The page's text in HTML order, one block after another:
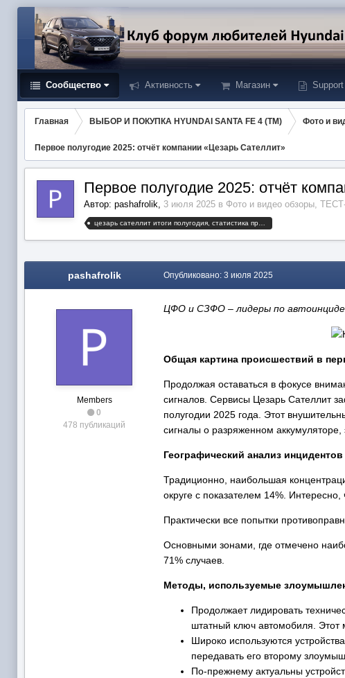
Сообщество Активность Магазин Support
Главная ВЫБОР И ПОКУПКА HYUNDAI SANTA FE 4 (TM) Фото и
Первое полугодие 2025: отчёт компании «Цезарь Сателлит»
Первое полугодие 2025: отчёт
Автор: pashafrolik, 3 июля 2025 в Фото и видео обзоры,
pashafrolik
Members
0
478 публикаций
Опубликовано: 3 июля 2025
ЦФО и СЗФО – лидеры по
Общая картина происшествий в
Продолжая оставаться в фокусе
сигналов. Сервисы Цезарь Сателлит
полугодии 2025 года. Этот
сигналы о разряженном
Географический анализ инцидентов
Традиционно, наибольшая
округе с показателем 14%.
Практически все попытки
Основными зонами, где отмечено
71% случаев.
Методы, используемые
Продолжает лидировать
штатный ключ автомобиля. Этот
Широко используются
передавать его второму
По-прежнему актуальны